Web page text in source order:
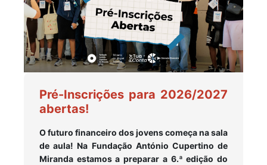
Pré-Inscrições para 2026/2027
abertas!
O futuro financeiro dos jovens começa na sala
de aula! Na Fundação António Cupertino de
Miranda estamos a preparar a 6.ª edição do